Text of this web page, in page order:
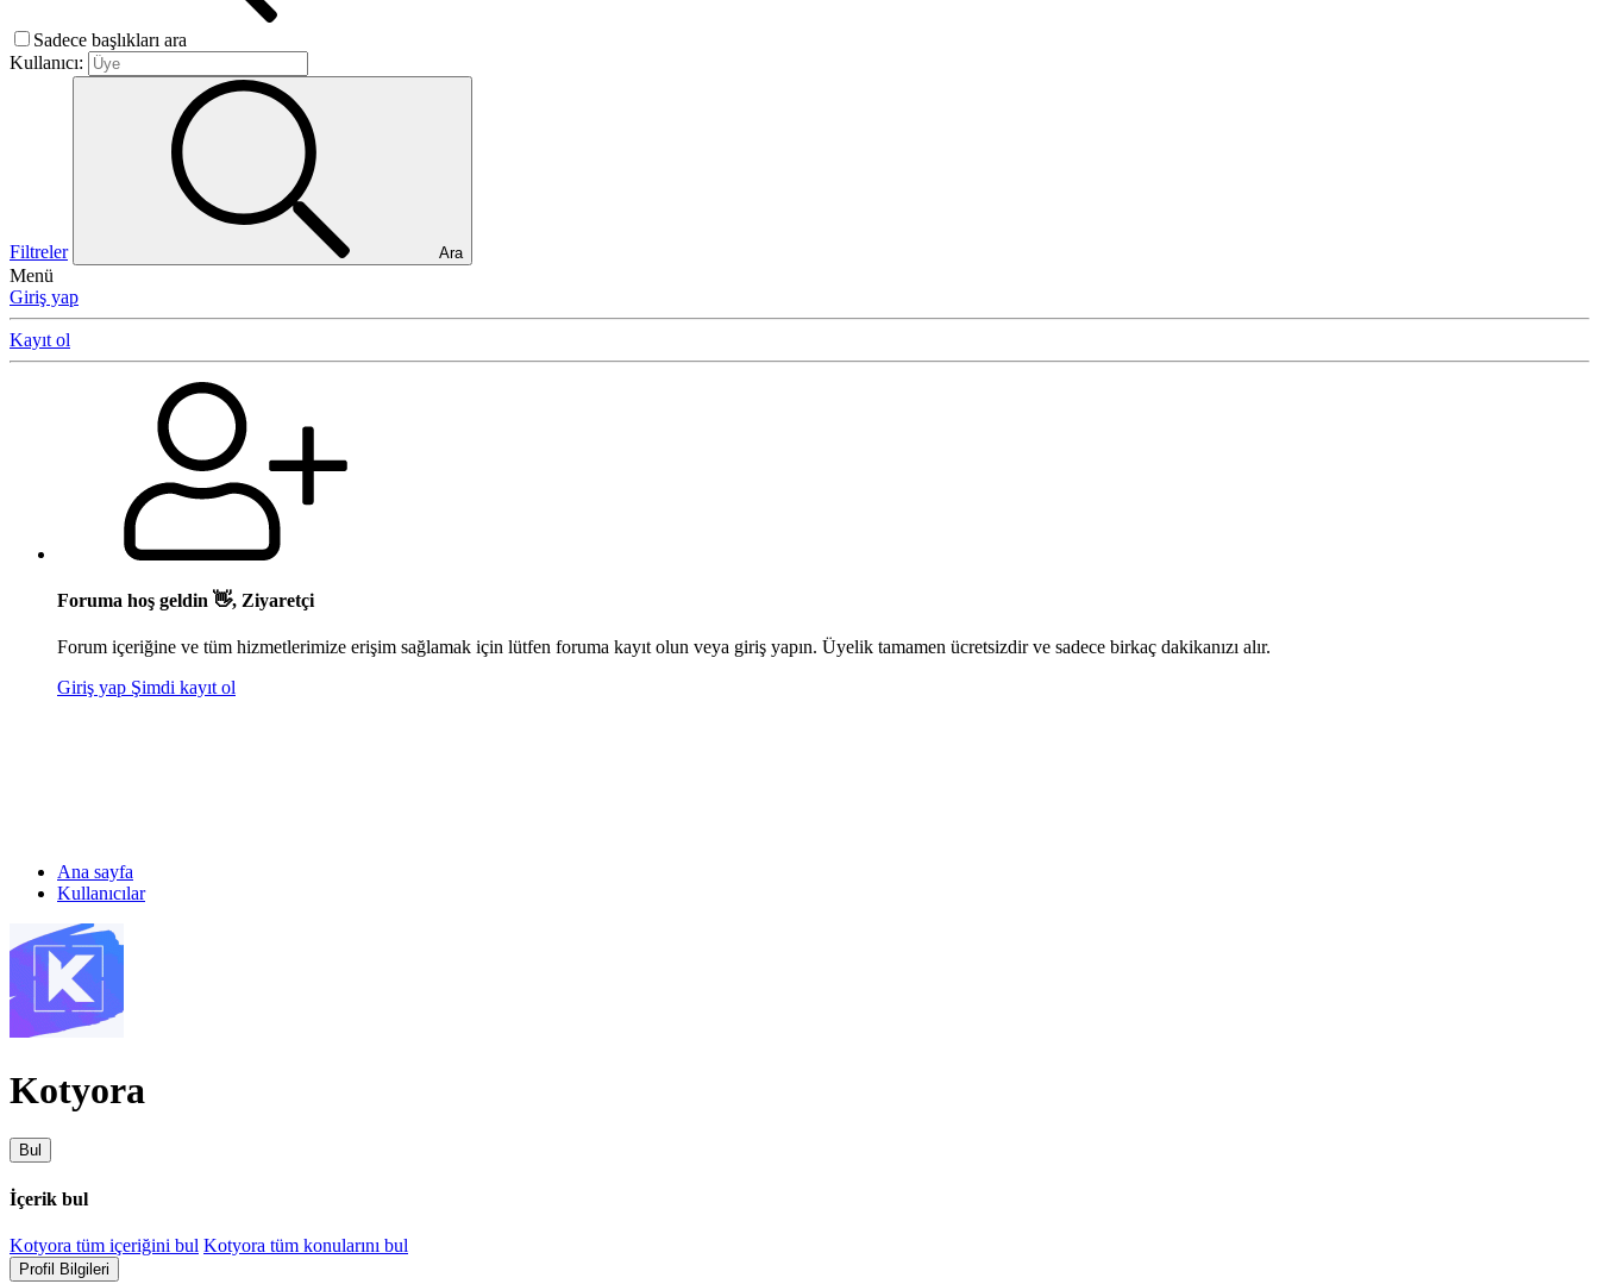
Sadece başlıkları ara
Kullanıcı:
Filtreler Ara
Menü
Giriş yap
Kayıt ol
Foruma hoş geldin 👋, Ziyaretçi
Forum içeriğine ve tüm hizmetlerimize erişim sağlamak için lütfen foruma kayıt olun veya giriş yapın. Üyelik tamamen ücretsizdir ve sadece birkaç dakikanızı alır.
Giriş yap Şimdi kayıt ol
Ana sayfa
Kullanıcılar
Kotyora
Bul
İçerik bul
Kotyora tüm içeriğini bul Kotyora tüm konularını bul
Profil Bilgileri